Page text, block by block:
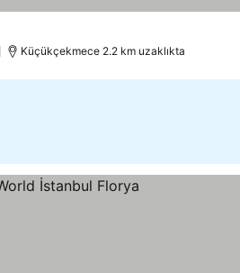
Küçükçekmece 2.2 km uzaklıkta